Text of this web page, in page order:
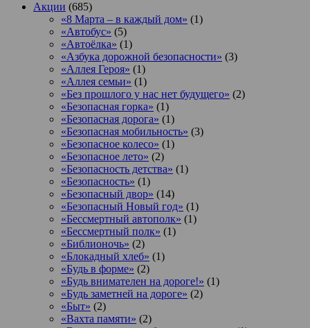
Акции (685)
«8 Марта – в каждый дом» (1)
«Автобус» (5)
«Автоёлка» (1)
«Азбука дорожной безопасности» (3)
«Аллея Героя» (1)
«Аллея семьи» (1)
«Без прошлого у нас нет будущего» (2)
«Безопасная горка» (1)
«Безопасная дорога» (1)
«Безопасная мобильность» (3)
«Безопасное колесо» (1)
«Безопасное лето» (2)
«Безопасность детства» (1)
«Безопасность» (1)
«Безопасный двор» (14)
«Безопасный Новый год» (1)
«Бессмертный автополк» (1)
«Бессмертный полк» (1)
«Библионочь» (2)
«Блокадный хлеб» (1)
«Будь в форме» (2)
«Будь внимателен на дороге!» (1)
«Будь заметней на дороге» (2)
«Быт» (2)
«Вахта памяти» (2)